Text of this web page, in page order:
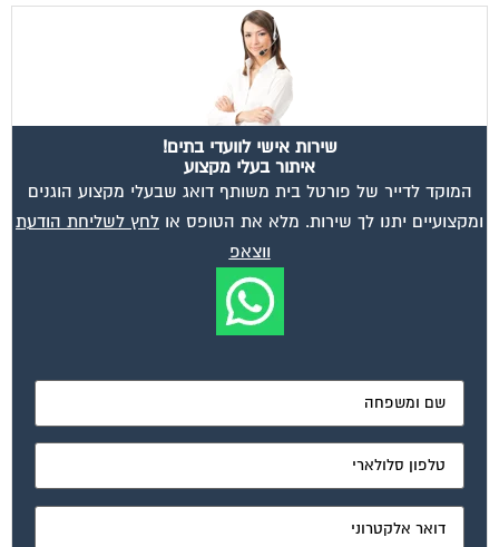
שירות אישי לוועדי בתים!
איתור בעלי מקצוע
המוקד לדייר של פורטל בית משותף דואג שבעלי מקצוע הוגנים
ומקצועיים יתנו לך שירות. מלא את הטופס או לחץ לשליחת הודעת
ווצאפ